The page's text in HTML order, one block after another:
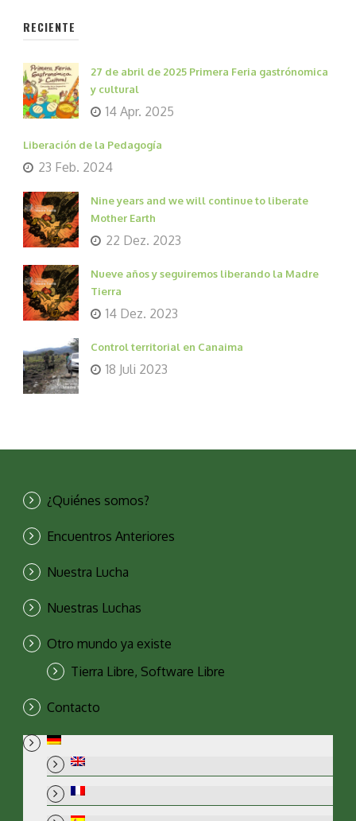
RECIENTE
27 de abril de 2025 Primera Feria gastrónomica
y cultural
14 Apr. 2025
Liberación de la Pedagogía
23 Feb. 2024
Nine years and we will continue to liberate
Mother Earth
22 Dez. 2023
Nueve años y seguiremos liberando la Madre
Tierra
14 Dez. 2023
Control territorial en Canaima
18 Juli 2023
¿Quiénes somos?
Encuentros Anteriores
Nuestra Lucha
Nuestras Luchas
Otro mundo ya existe
Tierra Libre, Software Libre
Contacto